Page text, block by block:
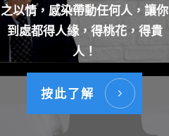
之以情，感染帶動任何人，讓你
到處都得人緣，得桃花，得貴
人！
按此了解